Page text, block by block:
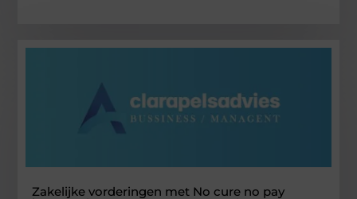
Zakelijke vorderingen met No cure no pay